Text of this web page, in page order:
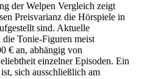
der Welpen Vergleich zeigt
Preisvarianz die Hörspiele in
sind. Aktuelle
Tonie-Figuren meist
€ an, abhängig von
einzelner Episoden. Ein
sich ausschließlich am